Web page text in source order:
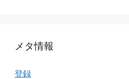
メタ情報
登録